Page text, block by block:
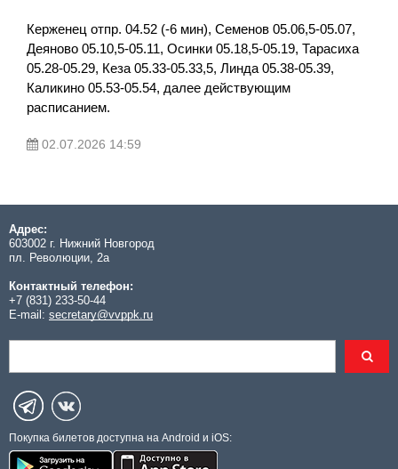
Керженец отпр. 04.52 (-6 мин), Семенов 05.06,5-05.07,
Деяново 05.10,5-05.11, Осинки 05.18,5-05.19, Тарасиха
05.28-05.29, Кеза 05.33-05.33,5, Линда 05.38-05.39,
Каликино 05.53-05.54, далее действующим
расписанием.
02.07.2026 14:59
Адрес:
603002 г. Нижний Новгород
пл. Революции, 2а
Контактный телефон:
+7 (831) 233-50-44
E-mail: secretary@vvppk.ru
Покупка билетов доступна на Android и iOS: